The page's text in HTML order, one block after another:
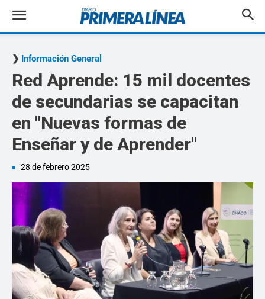
Información General
Red Aprende: 15 mil docentes
de secundarias se capacitan
en "Nuevas formas de
Enseñar y de Aprender"
28 de febrero 2025